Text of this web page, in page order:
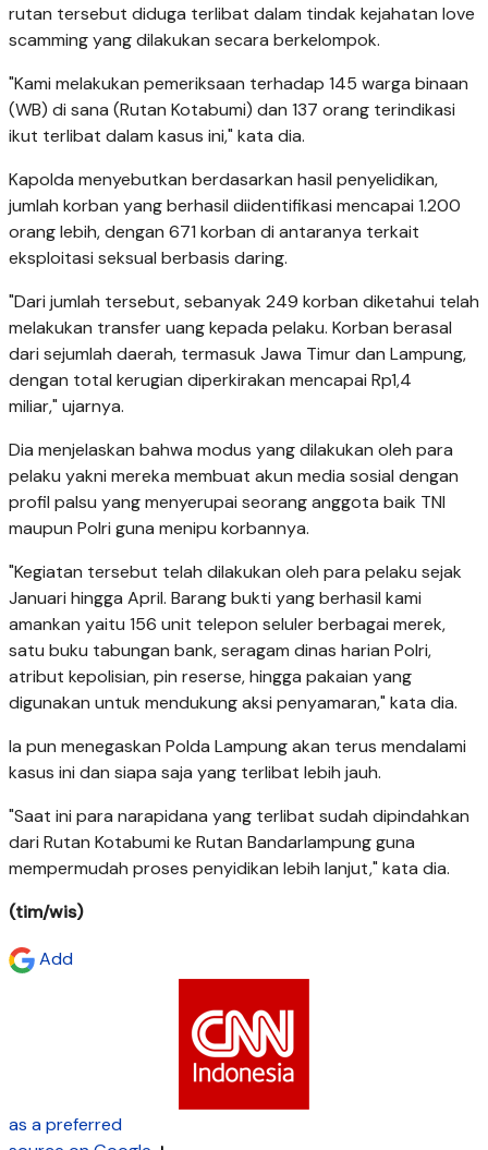
rutan tersebut diduga terlibat dalam tindak kejahatan love
scamming yang dilakukan secara berkelompok.
"Kami melakukan pemeriksaan terhadap 145 warga binaan
(WB) di sana (Rutan Kotabumi) dan 137 orang terindikasi
ikut terlibat dalam kasus ini," kata dia.
Kapolda menyebutkan berdasarkan hasil penyelidikan,
jumlah korban yang berhasil diidentifikasi mencapai 1.200
orang lebih, dengan 671 korban di antaranya terkait
eksploitasi seksual berbasis daring.
"Dari jumlah tersebut, sebanyak 249 korban diketahui telah
melakukan transfer uang kepada pelaku. Korban berasal
dari sejumlah daerah, termasuk Jawa Timur dan Lampung,
dengan total kerugian diperkirakan mencapai Rp1,4
miliar," ujarnya.
Dia menjelaskan bahwa modus yang dilakukan oleh para
pelaku yakni mereka membuat akun media sosial dengan
profil palsu yang menyerupai seorang anggota baik TNI
maupun Polri guna menipu korbannya.
"Kegiatan tersebut telah dilakukan oleh para pelaku sejak
Januari hingga April. Barang bukti yang berhasil kami
amankan yaitu 156 unit telepon seluler berbagai merek,
satu buku tabungan bank, seragam dinas harian Polri,
atribut kepolisian, pin reserse, hingga pakaian yang
digunakan untuk mendukung aksi penyamaran," kata dia.
Ia pun menegaskan Polda Lampung akan terus mendalami
kasus ini dan siapa saja yang terlibat lebih jauh.
"Saat ini para narapidana yang terlibat sudah dipindahkan
dari Rutan Kotabumi ke Rutan Bandarlampung guna
mempermudah proses penyidikan lebih lanjut," kata dia.
(tim/wis)
Add
as a preferred